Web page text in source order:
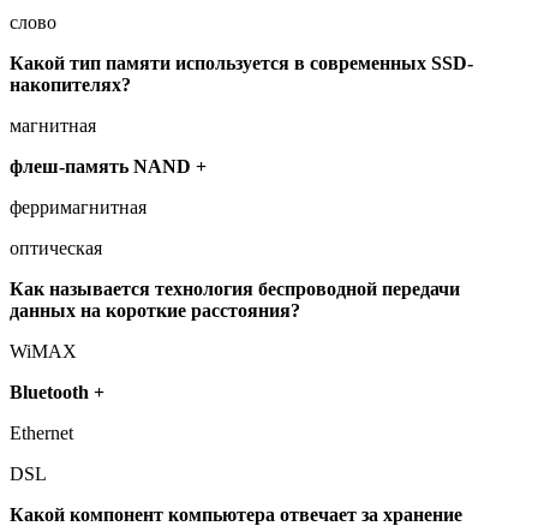
слово
Какой тип памяти используется в современных SSD-
накопителях?
магнитная
флеш-память NAND +
ферримагнитная
оптическая
Как называется технология беспроводной передачи
данных на короткие расстояния?
WiMAX
Bluetooth +
Ethernet
DSL
Какой компонент компьютера отвечает за хранение